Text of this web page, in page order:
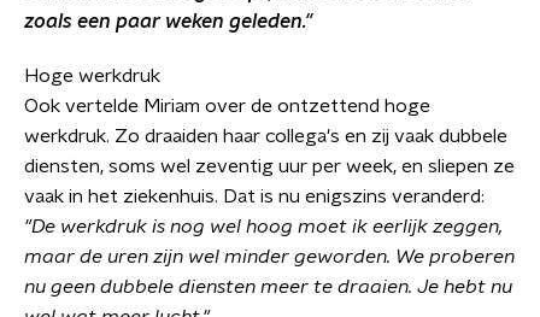
zoals een paar weken geleden."
Hoge werkdruk
Ook vertelde Miriam over de ontzettend hoge
werkdruk. Zo draaiden haar collega's en zij vaak dubbele
diensten, soms wel zeventig uur per week, en sliepen ze
vaak in het ziekenhuis. Dat is nu enigszins veranderd:
"De werkdruk is nog wel hoog moet ik eerlijk zeggen,
maar de uren zijn wel minder geworden. We proberen
nu geen dubbele diensten meer te draaien. Je hebt nu